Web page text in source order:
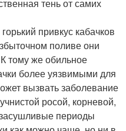
тень от самих
привкус кабачков
поливе они
тому же обильное
более уязвимыми для
вызвать заболевание
росой, корневой,
периоды